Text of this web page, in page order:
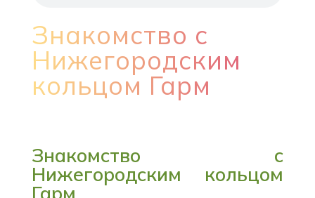
Знакомство с
Нижегородским
кольцом Гарм
Знакомство с
Нижегородским кольцом
Гарм